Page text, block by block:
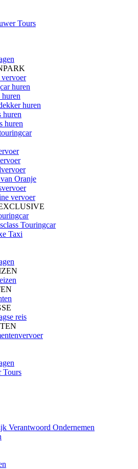
Tours
vervoer
huren
huren
huren
huren
Oranje
vervoer
Touringcar
Taxi
reis
Tours
Verantwoord Ondernemen